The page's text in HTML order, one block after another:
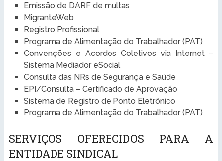
Emissão de DARF de multas
MigranteWeb
Registro Profissional
Programa de Alimentação do Trabalhador (PAT)
Convenções e Acordos Coletivos via Internet –
Sistema Mediador eSocial
Consulta das NRs de Segurança e Saúde
EPI/Consulta – Certificado de Aprovação
Sistema de Registro de Ponto Eletrônico
Programa de Alimentação do Trabalhador (PAT)
SERVIÇOS OFERECIDOS PARA A
ENTIDADE SINDICAL